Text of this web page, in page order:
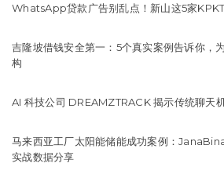
WhatsApp贷款广告别乱点！新山这5家
吉隆坡借钱安全第一：5个真实案例告诉你，
构
AI 科技公司 DREAMZTRACK 揭示传统聊天
马来西亚工厂太阳能储能成功案例：
实战数据分享